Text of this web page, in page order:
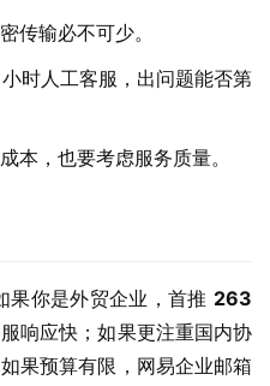
传输必不可少。
时人工客服，出问题能否第
本，也要考虑服务质量。
果你是外贸企业，首推 263
响应快；如果更注重国内协
果预算有限，网易企业邮箱